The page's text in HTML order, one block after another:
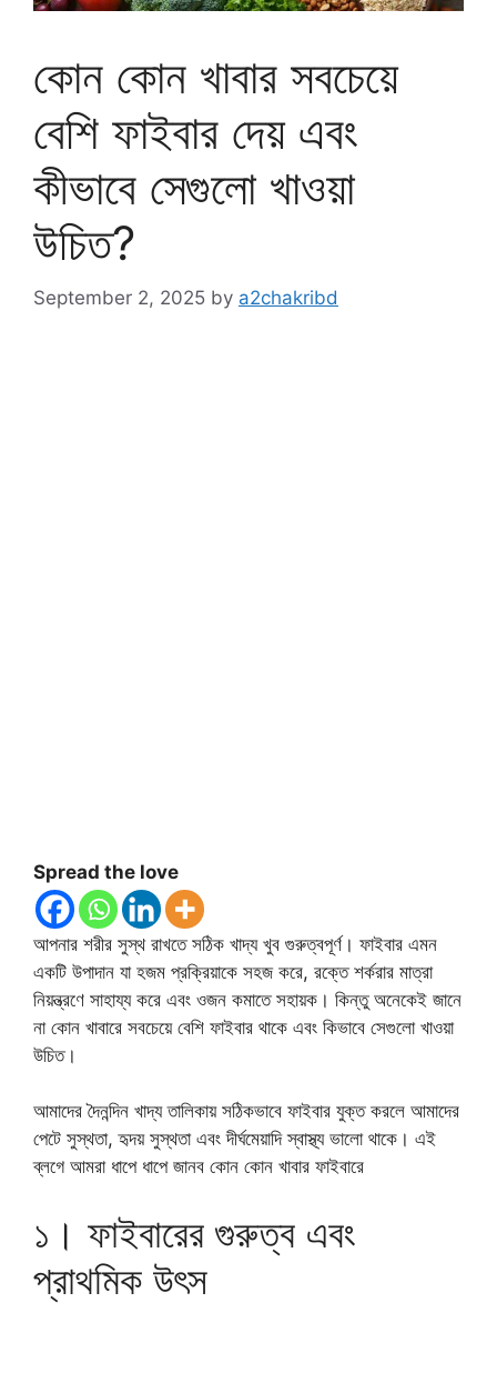
কোন কোন খাবার সবচেয়ে
বেশি ফাইবার দেয় এবং
কীভাবে সেগুলো খাওয়া
উচিত?
September 2, 2025 by a2chakribd
Spread the love
আপনার শরীর সুস্থ রাখতে সঠিক খাদ্য খুব গুরুত্বপূর্ণ। ফাইবার এমন
একটি উপাদান যা হজম প্রক্রিয়াকে সহজ করে, রক্তে শর্করার মাত্রা
নিয়ন্ত্রণে সাহায্য করে এবং ওজন কমাতে সহায়ক। কিন্তু অনেকেই জানে
না কোন খাবারে সবচেয়ে বেশি ফাইবার থাকে এবং কিভাবে সেগুলো খাওয়া
উচিত।
আমাদের দৈনন্দিন খাদ্য তালিকায় সঠিকভাবে ফাইবার যুক্ত করলে আমাদের
পেটে সুস্থতা, হৃদয় সুস্থতা এবং দীর্ঘমেয়াদি স্বাস্থ্য ভালো থাকে। এই
ব্লগে আমরা ধাপে ধাপে জানব কোন কোন খাবার ফাইবারে
১। ফাইবারের গুরুত্ব এবং
প্রাথমিক উৎস